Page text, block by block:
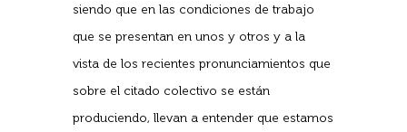
siendo que en las condiciones de trabajo
que se presentan en unos y otros y a la
vista de los recientes pronunciamientos que
sobre el citado colectivo se están
produciendo, llevan a entender que estamos